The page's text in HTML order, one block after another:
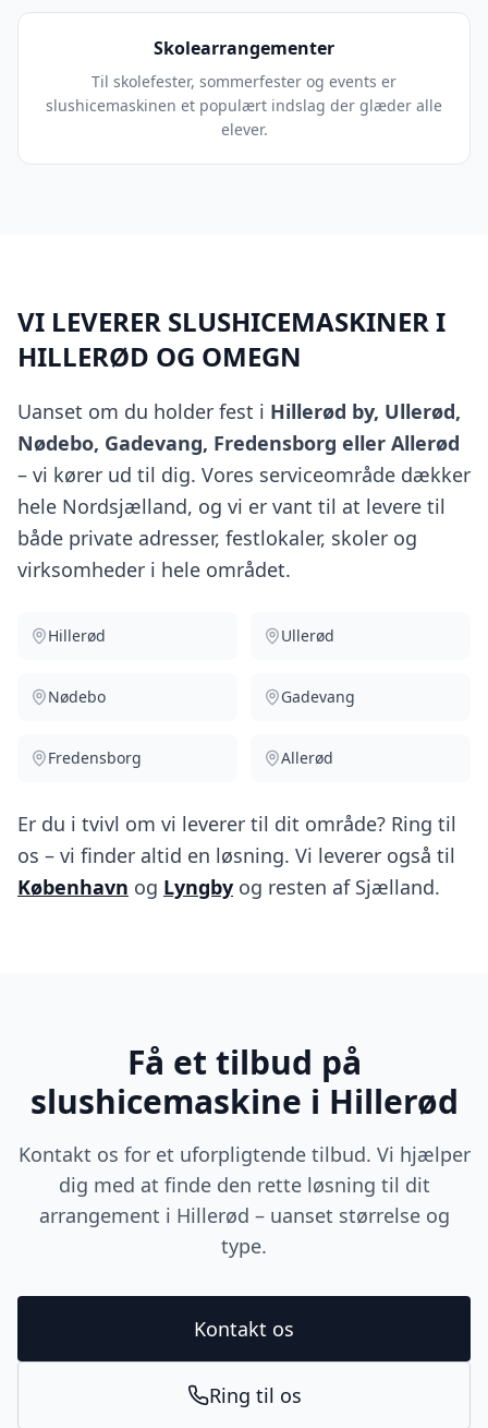
Skolearrangementer
Til skolefester, sommerfester og events er
slushicemaskinen et populært indslag der glæder alle
elever.
VI LEVERER SLUSHICEMASKINER I
HILLERØD OG OMEGN
Uanset om du holder fest i Hillerød by, Ullerød,
Nødebo, Gadevang, Fredensborg eller Allerød
– vi kører ud til dig. Vores serviceområde dækker
hele Nordsjælland, og vi er vant til at levere til
både private adresser, festlokaler, skoler og
virksomheder i hele området.
Hillerød Ullerød
Nødebo Gadevang
Fredensborg Allerød
Er du i tvivl om vi leverer til dit område? Ring til
os – vi finder altid en løsning. Vi leverer også til
København og Lyngby og resten af Sjælland.
Få et tilbud på
slushicemaskine i Hillerød
Kontakt os for et uforpligtende tilbud. Vi hjælper
dig med at finde den rette løsning til dit
arrangement i Hillerød – uanset størrelse og
type.
Kontakt os
Ring til os